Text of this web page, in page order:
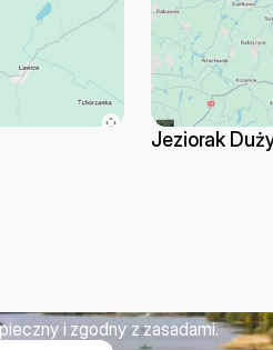
Jeziorak
i zgodny z zasadami.